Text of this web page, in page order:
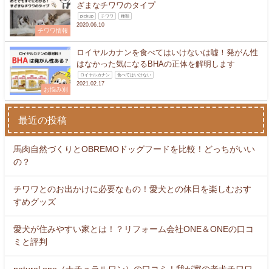
チワワ情報
ざまなチワワのタイプ
pickup チワワ 種類
2020.06.10
お悩み別
ロイヤルカナンを食べてはいけないは嘘！発がん性
はなかった気になるBHAの正体を解明します
ロイヤルカナン 食べてはいけない
2021.02.17
最近の投稿
馬肉自然づくりとOBREMOドッグフードを比較！どっちがいい
の？
チワワとのお出かけに必要なもの！愛犬との休日を楽しむおす
すめグッズ
愛犬が住みやすい家とは！？リフォーム会社ONE＆ONEの口コ
ミと評判